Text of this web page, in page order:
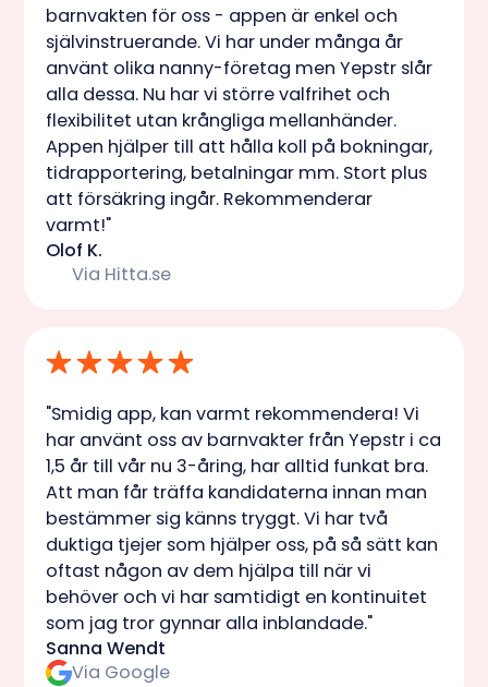
barnvakten för oss - appen är enkel och
självinstruerande. Vi har under många år
använt olika nanny-företag men Yepstr slår
alla dessa. Nu har vi större valfrihet och
flexibilitet utan krångliga mellanhänder.
Appen hjälper till att hålla koll på bokningar,
tidrapportering, betalningar mm. Stort plus
att försäkring ingår. Rekommenderar
varmt!"
Olof K.
Via Hitta.se
"Smidig app, kan varmt rekommendera! Vi
har använt oss av barnvakter från Yepstr i ca
1,5 år till vår nu 3-åring, har alltid funkat bra.
Att man får träffa kandidaterna innan man
bestämmer sig känns tryggt. Vi har två
duktiga tjejer som hjälper oss, på så sätt kan
oftast någon av dem hjälpa till när vi
behöver och vi har samtidigt en kontinuitet
som jag tror gynnar alla inblandade."
Sanna Wendt
Via Google